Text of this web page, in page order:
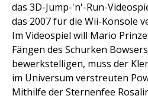
das 3D-Jump-'n'-Run-
das 2007 für die Wii-Konsole
Im Videospiel will Mario
Fängen des Schurken
bewerkstelligen, muss der
im Universum verstreuten
Mithilfe der Sternenfee